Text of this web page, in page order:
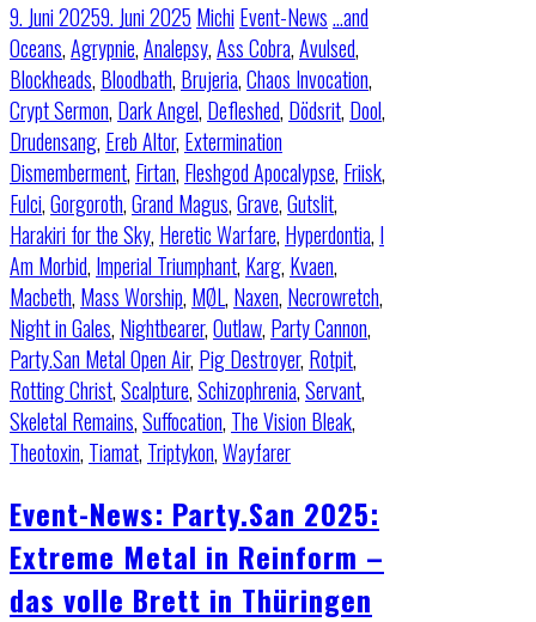
9. Juni 20259. Juni 2025 Michi Event-News…and
Oceans,Agrypnie,Analepsy,Ass Cobra,Avulsed,
Blockheads, Bloodbath, Brujeria,Chaos Invocation,
Crypt Sermon, Dark Angel, Defleshed, Dödsrit, Dool,
Drudensang, Ereb Altor, Extermination
Dismemberment, Firtan, Fleshgod Apocalypse, Friisk,
Fulci,Gorgoroth,Grand Magus,Grave,Gutslit,
Harakiri for the Sky, Heretic Warfare, Hyperdontia, I
Am Morbid, Imperial Triumphant, Karg, Kvaen,
Macbeth, Mass Worship, MØL, Naxen, Necrowretch,
Night in Gales, Nightbearer,Outlaw, Party Cannon,
Party.San Metal Open Air, Pig Destroyer, Rotpit,
Rotting Christ,Scalpture,Schizophrenia,Servant,
Skeletal Remains,Suffocation, The Vision Bleak,
Theotoxin, Tiamat, Triptykon,Wayfarer
Event-News: Party.San 2025:
Extreme Metal in Reinform –
das volle Brett in Thüringen